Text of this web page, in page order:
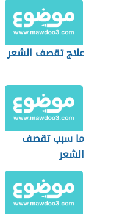
علاج تقصف الشعر
ما سبب تقصف
الشعر